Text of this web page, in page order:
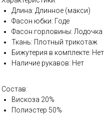
Длина: Длинное (макси)
Фасон юбки: Годе
Фасон горловины: Лодочка
Ткань: Плотный трикотаж
Бижутерия в комплекте: Нет
Наличие рукавов: Нет
Состав:
Вискоза 20%
Полиэстер 50%